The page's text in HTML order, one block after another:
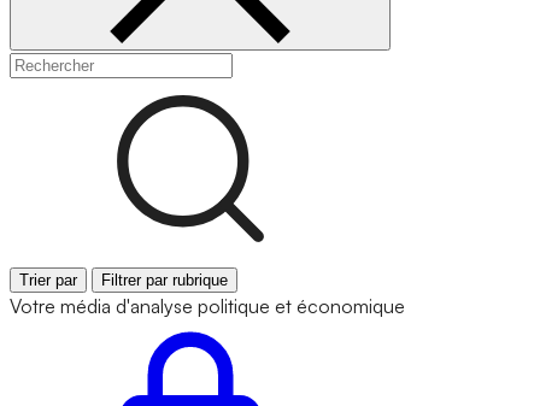
Trier par Filtrer par rubrique
Votre média d'analyse politique et économique